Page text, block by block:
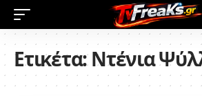
Ετικέτα:Ντένια